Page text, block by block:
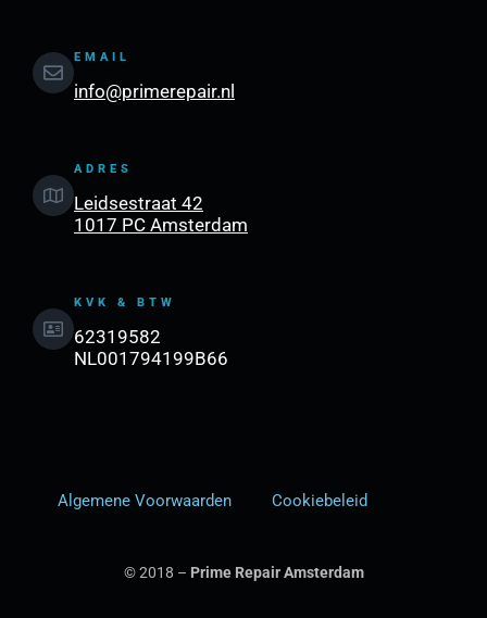
EMAIL
info@primerepair.nl
ADRES
Leidsestraat 42
1017 PC Amsterdam
KVK & BTW
62319582
NL001794199B66
Algemene Voorwaarden Cookiebeleid
© 2018 – Prime Repair Amsterdam